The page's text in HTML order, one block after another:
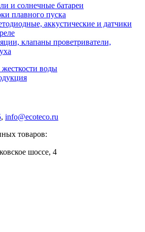
и солнечные батареи
плавного пуска
аккустические и датчики
клапаны проветриватели,
воды
, info@ecoteco.ru
товаров:
шоссе, 4